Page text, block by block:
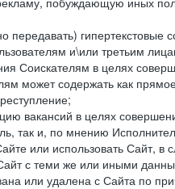
передавать)
и\или третьим
Соискателям в целях
может содержать как
вакансий в целях
так и, по мнению
или использовать Сайт,
с теми же или иными
или удалена с Сайта по